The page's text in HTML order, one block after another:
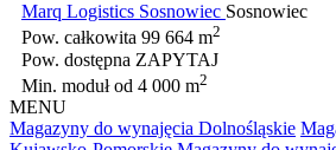
Marq Logistics Sosnowiec Sosnowiec
Pow. całkowita 99 664 m2
Pow. dostępna ZAPYTAJ
Min. modułod 4 000 m2
MENU
Magazyny do wynajęcia Dolnośląskie